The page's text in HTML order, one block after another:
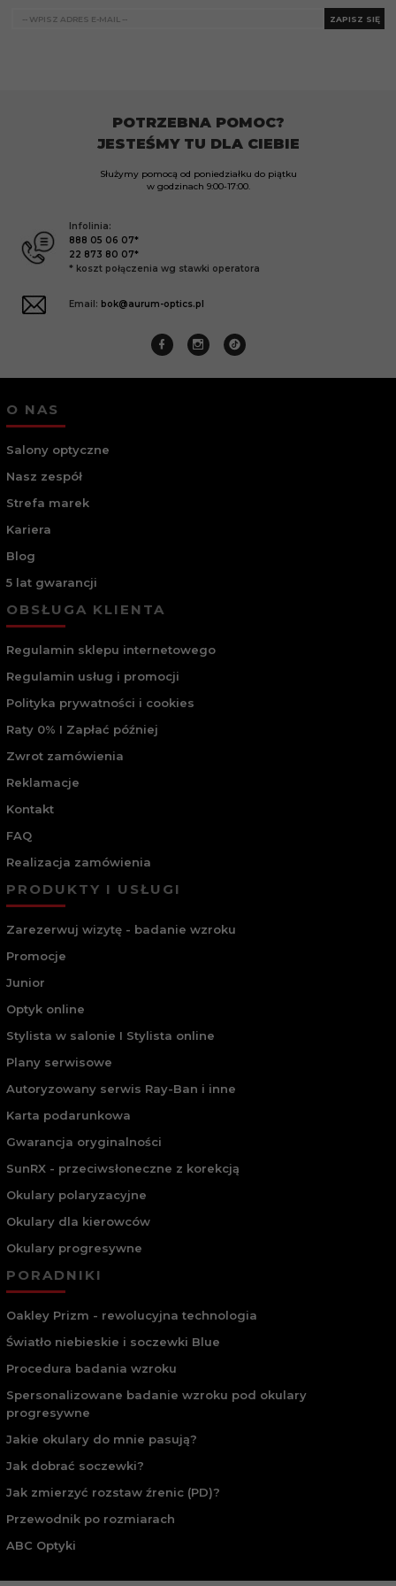
ZAPISZ SIĘ
POTRZEBNA POMOC?
JESTEŚMY TU DLA CIEBIE
Służymy pomocą od poniedziałku do piątku
w godzinach 9:00-17:00.
Infolinia:
888 05 06 07*
22 873 80 07*
* koszt połączenia wg stawki operatora
Email: bok@aurum-optics.pl
O NAS
Salony optyczne
Nasz zespół
Strefa marek
Kariera
Blog
5 lat gwarancji
OBSŁUGA KLIENTA
Regulamin sklepu internetowego
Regulamin usług i promocji
Polityka prywatności i cookies
Raty 0% I Zapłać później
Zwrot zamówienia
Reklamacje
Kontakt
FAQ
Realizacja zamówienia
PRODUKTY I USŁUGI
Zarezerwuj wizytę - badanie wzroku
Promocje
Junior
Optyk online
Stylista w salonie I Stylista online
Plany serwisowe
Autoryzowany serwis Ray-Ban i inne
Karta podarunkowa
Gwarancja oryginalności
SunRX - przeciwsłoneczne z korekcją
Okulary polaryzacyjne
Okulary dla kierowców
Okulary progresywne
PORADNIKI
Oakley Prizm - rewolucyjna technologia
Światło niebieskie i soczewki Blue
Procedura badania wzroku
Spersonalizowane badanie wzroku pod okulary
progresywne
Jakie okulary do mnie pasują?
Jak dobrać soczewki?
Jak zmierzyć rozstaw źrenic (PD)?
Przewodnik po rozmiarach
ABC Optyki